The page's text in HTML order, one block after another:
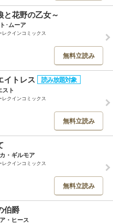
と花野の乙女～
･ムーア
クインコミックス
無料立読み
イトレス
スト
クインコミックス
無料立読み
・ギルモア
クインコミックス
無料立読み
伯爵
・ヒース